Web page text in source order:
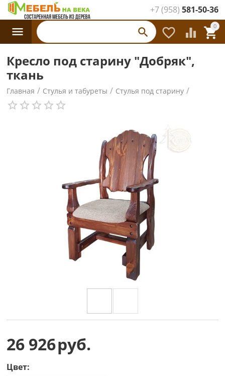
+7 (958) 581-50-36
0

 

Каталог
товаров
Кресло под старину "Добряк",
ткань
Главная / Стулья и табуреты / Стулья под старину /
26 926руб.
Цвет: